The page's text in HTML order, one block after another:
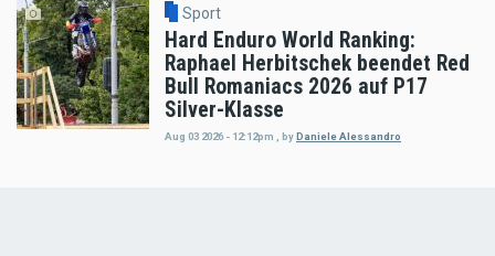
Sport
Hard Enduro World Ranking:
Raphael Herbitschek beendet Red
Bull Romaniacs 2026 auf P17
Silver-Klasse
Aug 03 2026 - 12:12pm , by Daniele Alessandro